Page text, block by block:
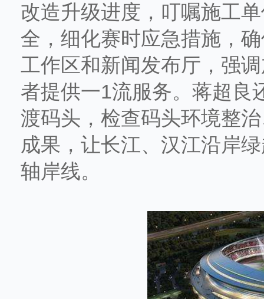
改造升级进度，叮嘱施工
全，细化赛时应急措施，
工作区和新闻发布厅，强
者提供一1流服务。蒋超良
渡码头，检查码头环境整
成果，让长江、汉江沿岸
轴岸线。